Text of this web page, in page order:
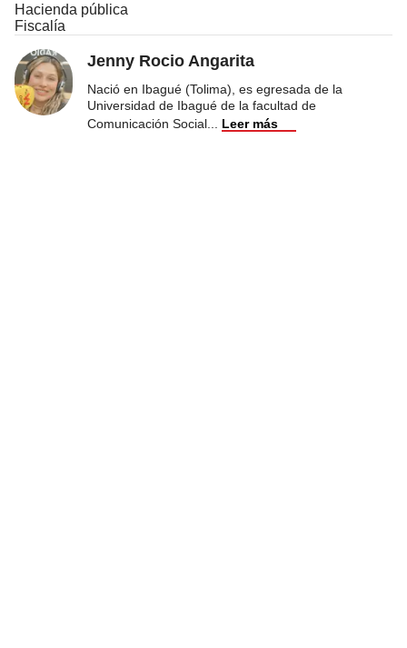
Hacienda pública
Fiscalía
Jenny Rocio Angarita
Nació en Ibagué (Tolima), es egresada de la
Universidad de Ibagué de la facultad de
Comunicación Social
Leer más